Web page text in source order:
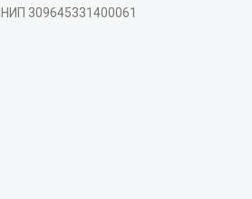
309645331400061